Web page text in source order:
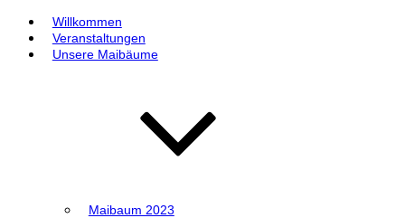
Willkommen
Veranstaltungen
Unsere Maibäume
Maibaum 2023